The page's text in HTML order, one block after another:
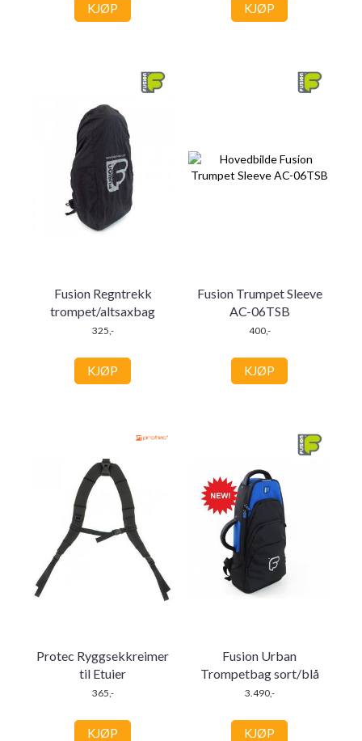
KJØP KJØP
Fusion Regntrekk
trompet/altsaxbag
325,-
KJØP
Fusion Trumpet Sleeve
AC-06TSB
400,-
KJØP
Protec Ryggsekkreimer
til Etuier
365,-
KJØP
Fusion Urban
Trompetbag sort/blå
3.490,-
KJØP